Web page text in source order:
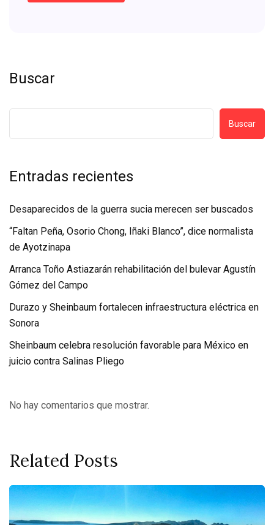
Buscar
Buscar
Entradas recientes
Desaparecidos de la guerra sucia merecen ser buscados
“Faltan Peña, Osorio Chong, Iñaki Blanco”, dice normalista
de Ayotzinapa
Arranca Toño Astiazarán rehabilitación del bulevar Agustín
Gómez del Campo
Durazo y Sheinbaum fortalecen infraestructura eléctrica en
Sonora
Sheinbaum celebra resolución favorable para México en
juicio contra Salinas Pliego
No hay comentarios que mostrar.
Related Posts